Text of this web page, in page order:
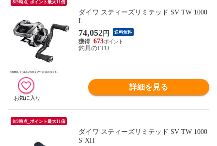
8/9時点_ポイント最大11倍
ダイワ スティーズリミテッド SV TW 1000
L
74,052円 送料無料
673
釣具のFTO
詳細を見る
8/9時点_ポイント最大11倍
ダイワ スティーズリミテッド SV TW 1000
S-XH